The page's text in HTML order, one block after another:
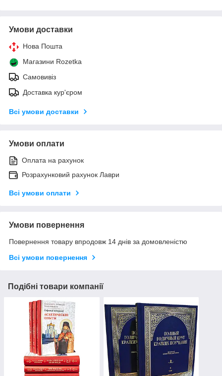
Умови доставки
Нова Пошта
Магазини Rozetka
Самовивіз
Доставка кур'єром
Всі умови доставки
Умови оплати
Оплата на рахунок
Розрахунковий рахунок Лаври
Всі умови оплати
Умови повернення
Повернення товару впродовж 14 днів за домовленістю
Всі умови повернення
Подібні товари компанії